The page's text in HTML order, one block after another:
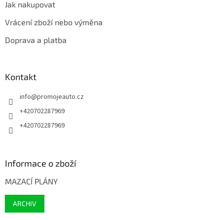
Jak nakupovat
Vrácení zboží nebo výměna
Doprava a platba
Kontakt
info@promojeauto.cz
+420702287969
+420702287969
Informace o zboží
MAZACÍ PLÁNY
ARCHIV